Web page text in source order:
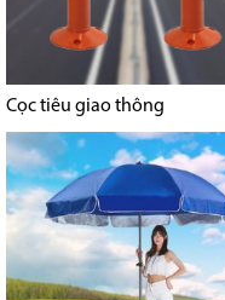
Cọc tiêu giao thông